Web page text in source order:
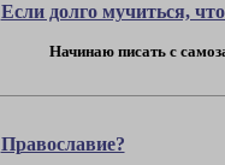
Если долго мучиться,
Начинаю писать с
Православие?